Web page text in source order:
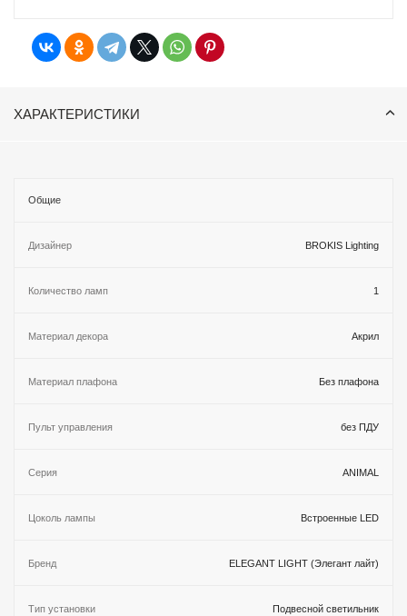
ХАРАКТЕРИСТИКИ
Общие
Дизайнер BROKIS Lighting
Количество ламп 1
Материал декора Акрил
Материал плафона Без плафона
Пульт управления без ПДУ
Серия ANIMAL
Цоколь лампы Встроенные LED
Бренд ELEGANT LIGHT (Элегант лайт)
Тип установки Подвесной светильник